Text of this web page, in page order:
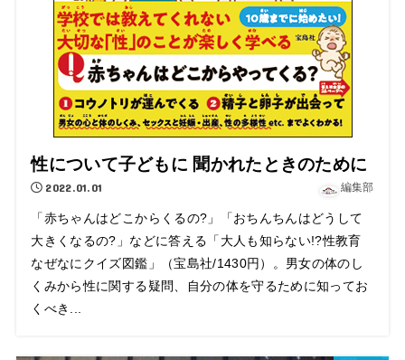
性について子どもに 聞かれたときのために
2022.01.01 編集部
「赤ちゃんはどこからくるの?」「おちんちんはどうして
大きくなるの?」などに答える「大人も知らない!?性教育
なぜなにクイズ図鑑」（宝島社/1430円）。男女の体のし
くみから性に関する疑問、自分の体を守るために知ってお
くべき...